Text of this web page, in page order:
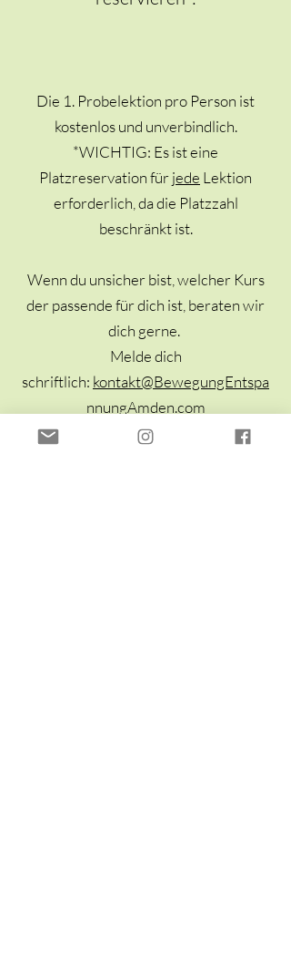
Die 1. Probelektion pro Person ist
kostenlos und unverbindlich.
*WICHTIG: Es ist eine
Platzreservation fürjede Lektion
erforderlich, da die Platzzahl
beschränkt ist.
Wenn du unsicher bist, welcher Kurs
der passende für dich ist, beraten wir
dich gerne.
Melde dich
schriftlich: kontakt@BewegungEntspa
nnungAmden.com